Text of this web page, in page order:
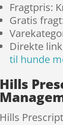
Fragtpris:
Gratis
Direkte
til hunde
Hills
Hills